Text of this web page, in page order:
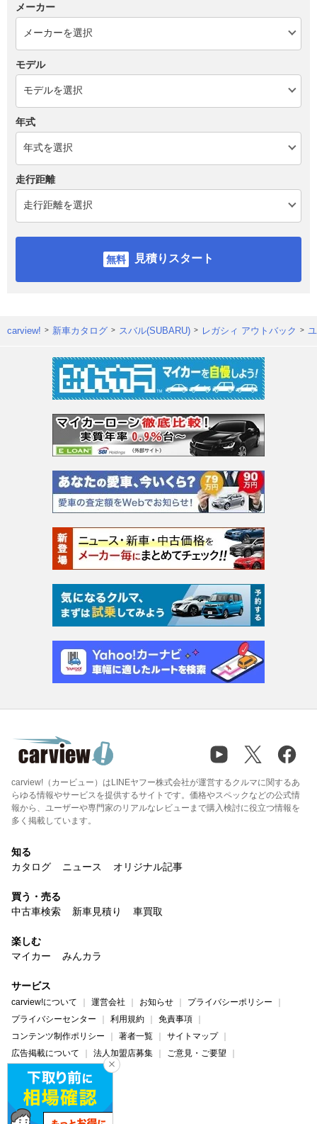
メーカー
モデル
年式
走行距離
見積りスタート
carview! 新車カタログ スバル(SUBARU) レガシィ アウトバック
carview!（カービュー）はLINEヤフー株式会社が運営するクルマに関するあ
らゆる情報やサービスを提供するサイトです。価格やスペックなどの公式情
報から、ユーザーや専門家のリアルなレビューまで購入検討に役立つ情報を
多く掲載しています。
知る
カタログ
ニュース オリジナル記事
買う・売る
中古車検索
新車見積り 車買取
楽しむ
マイカー
みんカラ
サービス
carview!について 運営会社 お知らせ
プライバシーポリシー
プライバシーセンター
利用規約
免責事項
コンテンツ制作ポリシー
著者一覧
サイトマップ
広告掲載について
法人加盟店募集
ご意見・ご要望
ヘルプ・お問い合わせ
carview! Yahoo! JAPAN